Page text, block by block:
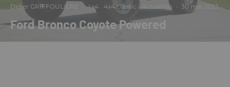
Didier GRIFFOULIERE 4x4 4x4 classic Actualités · 30 mai 2023
Ford Bronco Coyote Powered